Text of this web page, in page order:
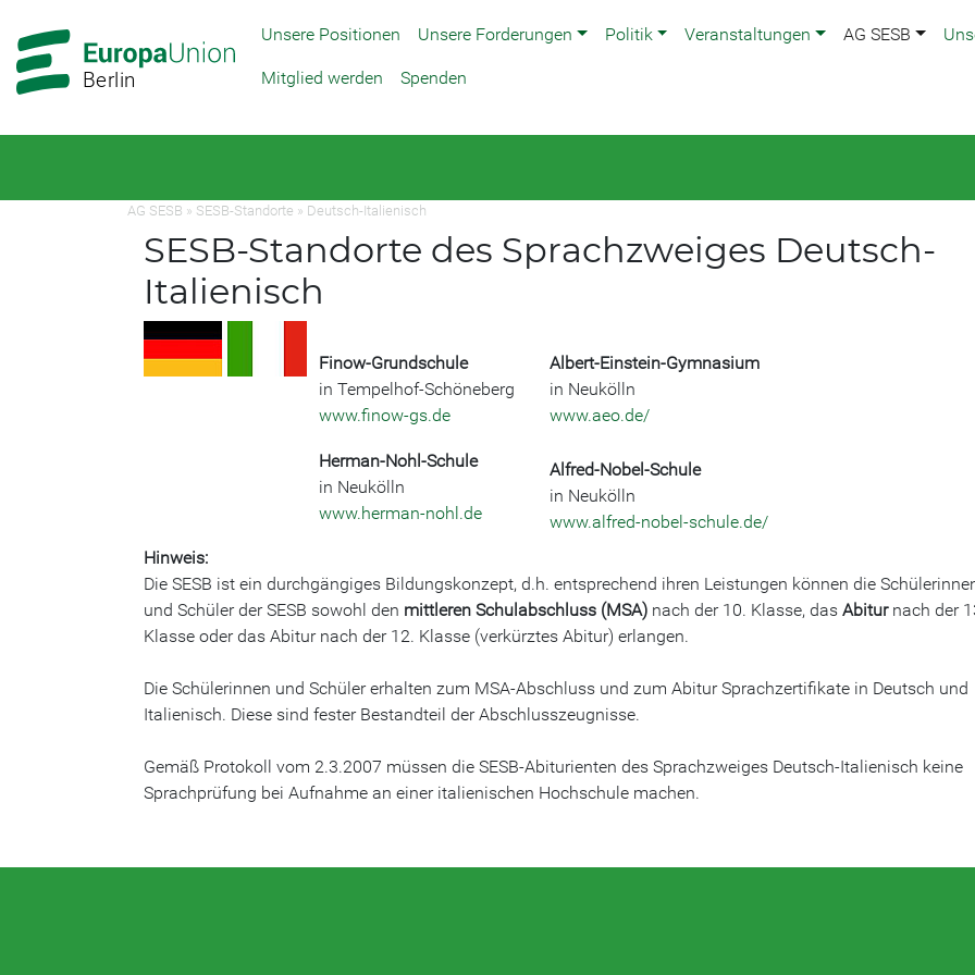
Hauptnavigation
Hauptbereich
Berlin
Unsere Positionen Unsere Forderungen Politik Veranstaltungen AG SESB
Mitglied werden Spenden
AG SESB » SESB-Standorte » Deutsch-Italienisch
SESB-Standorte des Sprachzweiges Deutsch-
Italienisch
Finow-Grundschule
in Tempelhof-Schöneberg
www.finow-gs.de
Albert-Einstein-Gymnasium
in Neukölln
www.aeo.de/
Herman-Nohl-Schule
in Neukölln
www.herman-nohl.de
Alfred-Nobel-Schule
in Neukölln
www.alfred-nobel-schule.de/
Hinweis:
Die SESB ist ein durchgängiges Bildungskonzept, d.h. entsprechend ihren Leistungen können die
und Schüler der SESB sowohl den mittleren Schulabschluss (MSA) nach der 10. Klasse, das Abiturnach der
Klasse oder das Abitur nach der 12. Klasse (verkürztes Abitur) erlangen.
Die Schülerinnen und Schüler erhalten zum MSA-Abschluss und zum Abitur Sprachzertifikate in Deutsch und
Italienisch. Diese sind fester Bestandteil der Abschlusszeugnisse.
Gemäß Protokoll vom 2.3.2007 müssen die SESB-Abiturienten des Sprachzweiges Deutsch-Italienisch keine
Sprachprüfung bei Aufnahme an einer italienischen Hochschule machen.